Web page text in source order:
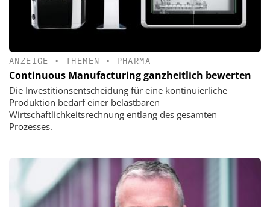
ANZEIGE •THEMEN • PHARMA
Continuous Manufacturing ganzheitlich bewerten
Die Investitionsentscheidung für eine kontinuierliche
Produktion bedarf einer belastbaren
Wirtschaftlichkeitsrechnung entlang des gesamten
Prozesses.